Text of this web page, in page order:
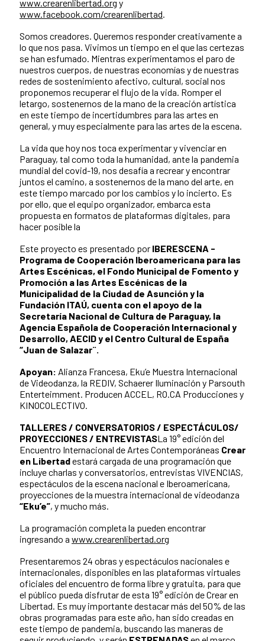
www.crearenlibertad.org y
www.facebook.com/crearenlibertad.
Somos creadores. Queremos responder creativamente a
lo que nos pasa. Vivimos un tiempo en el que las certezas
se han esfumado. Mientras experimentamos el paro de
nuestros cuerpos, de nuestras economías y de nuestras
redes de sostenimiento afectivo, cultural, social nos
proponemos recuperar el flujo de la vida. Romper el
letargo, sostenernos de la mano de la creación artística
en este tiempo de incertidumbres para las artes en
general, y muy especialmente para las artes de la escena.
La vida que hoy nos toca experimentar y vivenciar en
Paraguay, tal como toda la humanidad, ante la pandemia
mundial del covid-19, nos desafía a recrear y encontrar
juntos el camino, a sostenernos de la mano del arte, en
este tiempo marcado por los cambios y lo incierto. Es
por ello, que el equipo organizador, embarca esta
propuesta en formatos de plataformas digitales, para
hacer posible la
Este proyecto es presentado por IBERESCENA -
Programa de Cooperación Iberoamericana para las
Artes Escénicas, el Fondo Municipal de Fomento y
Promoción a las Artes Escénicas de la
Municipalidad de la Ciudad de Asunción y la
Fundación ITAÚ, cuenta con el apoyo de la
Secretaría Nacional de Cultura de Paraguay, la
Agencia Española de Cooperación Internacional y
Desarrollo, AECID y el Centro Cultural de España
“Juan de Salazar¨.
Apoyan: Alianza Francesa, Eku’e Muestra Internacional
de Videodanza, la REDIV, Schaerer Iluminación y Parsouth
Enterteimment. Producen ACCEL, RO.CA Producciones y
KINOCOLECTIVO.
TALLERES / CONVERSATORIOS / ESPECTÁCULOS/
PROYECCIONES / ENTREVISTASLa 19° edición del
Encuentro Internacional de Artes Contemporáneas Crear
en Libertadestará cargada de una programación que
incluye charlas y conversatorios, entrevistas VIVENCIAS,
espectáculos de la escena nacional e Iberoamericana,
proyecciones de la muestra internacional de videodanza
“Eku’e”, y mucho más.
La programación completa la pueden encontrar
ingresando a www.crearenlibertad.org
Presentaremos 24 obras y espectáculos nacionales e
internacionales, disponibles en las plataformas virtuales
oficiales del encuentro de forma libre y gratuita, para que
el público pueda disfrutar de esta 19° edición de Crear en
Libertad. Es muy importante destacar más del 50% de las
obras programadas para este año, han sido creadas en
este tiempo de pandemia, buscando las maneras de